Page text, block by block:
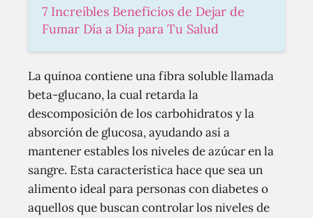
7 Increíbles Beneficios de Dejar de
Fumar Día a Día para Tu Salud
La quinoa contiene una fibra soluble llamada
beta-glucano, la cual retarda la
descomposición de los carbohidratos y la
absorción de glucosa, ayudando así a
mantener estables los niveles de azúcar en la
sangre. Esta característica hace que sea un
alimento ideal para personas con diabetes o
aquellos que buscan controlar los niveles de